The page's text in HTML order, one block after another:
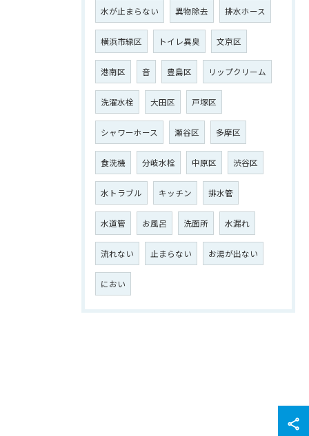
水が止まらない 異物除去 排水ホース
横浜市緑区 トイレ異臭 文京区
港南区 音 豊島区 リップクリーム
洗濯水栓 大田区 戸塚区
シャワーホース 瀬谷区 多摩区
食洗機 分岐水栓 中原区 渋谷区
水トラブル キッチン 排水管
水道管 お風呂 洗面所 水漏れ
流れない 止まらない お湯が出ない
におい